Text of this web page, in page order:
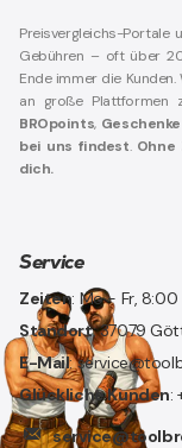
Preisvergleichs-Portale
Gebühren – oft über
Ende immer die
an große Plattformen
BROpoints, Geschenke
bei uns findest. Ohne
dich.
Service
Zeiten: Mo - Fr, 8:00
Standort: 37079
E-Mail:
Glückliche Kunden: